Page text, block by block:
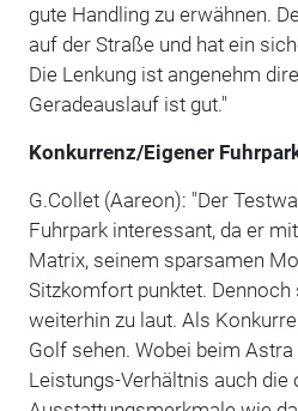
gute Handling zu erwähnen.
auf der Straße und hat ein
Die Lenkung ist angenehm
Geradeauslauf ist gut."
Konkurrenz/Eigener
G.Collet (Aareon): "Der
Fuhrpark interessant, da er
Matrix, seinem sparsamen
Sitzkomfort punktet. Dennoch
weiterhin zu laut. Als
Golf sehen. Wobei beim
Leistungs-Verhältnis auch die